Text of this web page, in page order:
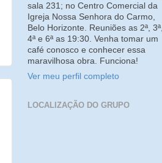
sala 231; no Centro Comercial da
Igreja Nossa Senhora do Carmo,
Belo Horizonte. Reuniões as 2ª, 3ª,
4ª e 6ª as 19:30. Venha tomar um
café conosco e conhecer essa
maravilhosa obra. Funciona!
Ver meu perfil completo
LOCALIZAÇÃO DO GRUPO